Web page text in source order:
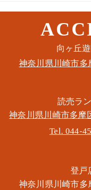
向ヶ丘
神奈川県川崎市多
読売ラ
神奈川県川崎市多摩
Tel. 044-
登戸
神奈川県川崎市多